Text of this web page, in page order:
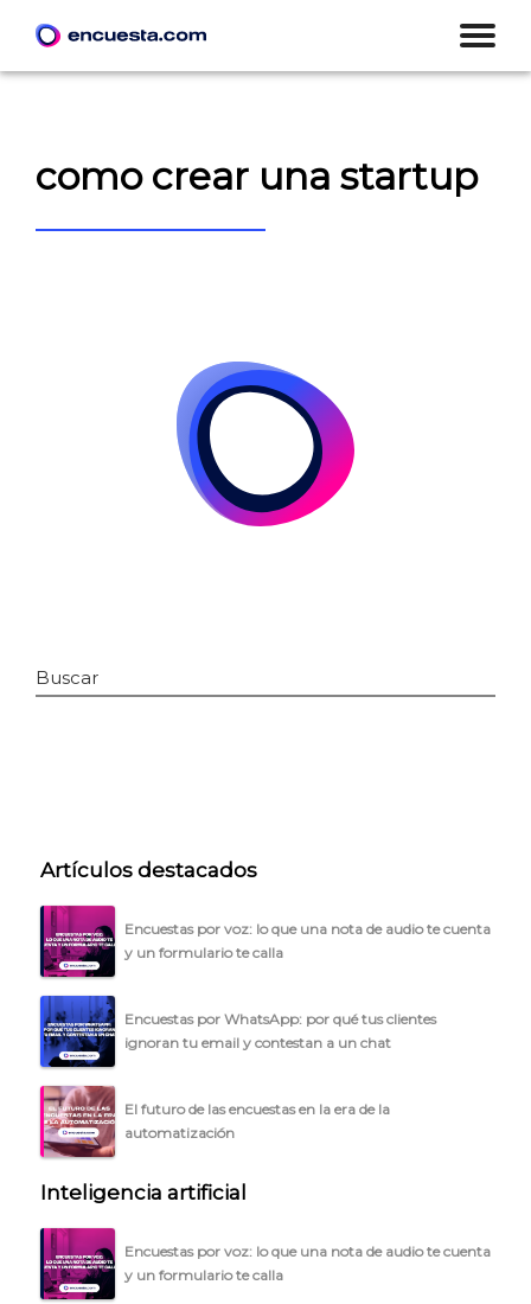
PLANTILLAS
PRECIOS
BLOG
ACCEDER →
como crear una startup
Buscar
Artículos destacados
Encuestas por voz: lo que una nota de audio te cuenta
y un formulario te calla
Encuestas por WhatsApp: por qué tus clientes
ignoran tu email y contestan a un chat
El futuro de las encuestas en la era de la
automatización
Inteligencia artificial
Encuestas por voz: lo que una nota de audio te cuenta
y un formulario te calla